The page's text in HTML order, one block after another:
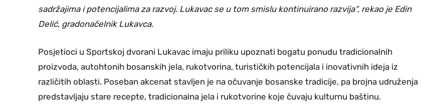
sadržajima i potencijalima za razvoj. Lukavac se u tom smislu kontinuirano razvija“, rekao je Edin
Delić, gradonačelnik Lukavca.
Posjetioci u Sportskoj dvorani Lukavac imaju priliku upoznati bogatu ponudu tradicionalnih
proizvoda, autohtonih bosanskih jela, rukotvorina, turističkih potencijala i inovativnih ideja iz
različitih oblasti. Poseban akcenat stavljen je na očuvanje bosanske tradicije, pa brojna udruženja
predstavljaju stare recepte, tradicionalna jela i rukotvorine koje čuvaju kulturnu baštinu.